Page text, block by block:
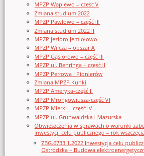
MPZP Waplewo – czesc V
Zmiana studium 2022
MPZP Pawłowo – część III
Zmiana studium 2022 II
MPZP jezioro Jemiołowo
MPZP Wilcza – obszar A
MPZP Gąsiorowo – część III
MPZP ul. Behringa – część II
MPZP Perłowa i Pionierów
Zmiana MPZP Kunki
MPZP Ameryka-część II
MPZP Mrongowiusza-część VI
MPZP Mierki – część IV
MPZP ul. Grunwaldzka i Mazurska
Obwieszczenia w sprawach o warunki
inwestycji celu publicznego – rok
ZBG.6733.1.2022 Inwestycja celu
Ostródzka – Budowa